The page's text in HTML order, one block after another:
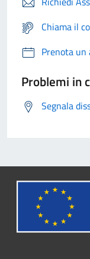
Chiama il
Prenota
Problemi in
Segnala